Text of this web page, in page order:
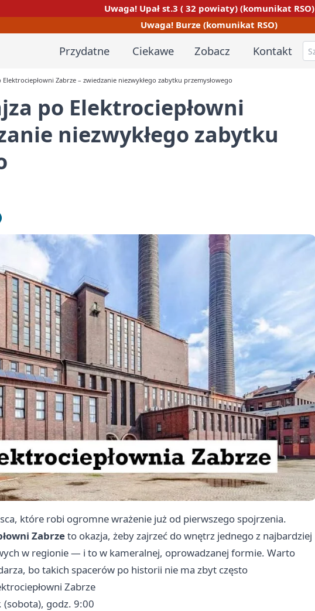
Uwaga! Upał st.3 ( 32 powiaty) (komunikat RSO)
Uwaga! Burze (komunikat RSO)
Przydatne Ciekawe Zobacz Kontakt
Elektrociepłowni Zabrze – zwiedzanie niezwykłego zabytku przemysłowego
po Elektrociepłowni
niezwykłego zabytku
które robi ogromne wrażenie już od pierwszego spojrzenia.
Zabrzeto okazja, żeby zajrzeć do wnętrz jednego z najbardziej
w regionie — i to w kameralnej, oprowadzanej formie. Warto
bo takich spacerów po historii nie ma zbyt często
Zabrze
(sobota), godz. 9:00